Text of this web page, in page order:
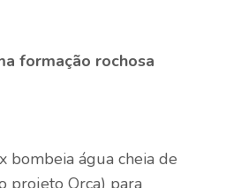
formação rochosa
bombeia água cheia de